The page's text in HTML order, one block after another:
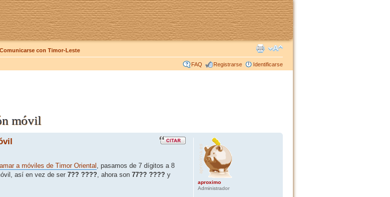
Comunicarse con Timor-Leste
FAQ Registrarse Identificarse
móvil
a móviles de Timor Oriental , pasamos de 7 dígitos a 8
así en vez de ser 7?? ????, ahora son 77?? ????y
aproximo
Administrador